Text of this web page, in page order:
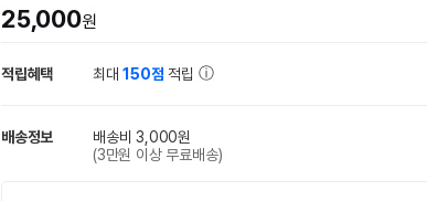
25,000원
적립혜택 최대150점 적립
배송정보
배송비 3,000원
(3만원 이상 무료배송)